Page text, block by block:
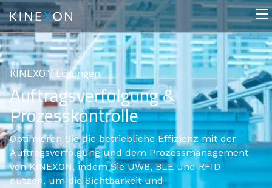
KINEXON Lösungen
Auftragsverfolgung &
Prozesskontrolle
Optimieren Sie die betriebliche Effizienz mit der
Auftragsverfolgung und dem Prozessmanagement
von KINEXON, indem Sie UWB, BLE und RFID
nutzen, um die Sichtbarkeit und